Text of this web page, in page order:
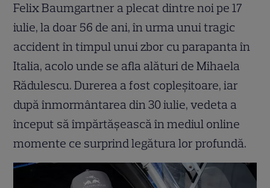
Felix Baumgartner a plecat dintre noi pe 17
iulie, la doar 56 de ani, în urma unui tragic
accident în timpul unui zbor cu parapanta în
Italia, acolo unde se afla alături de Mihaela
Rădulescu. Durerea a fost copleșitoare, iar
după înmormântarea din 30 iulie, vedeta a
început să împărtășească în mediul online
momente ce surprind legătura lor profundă.